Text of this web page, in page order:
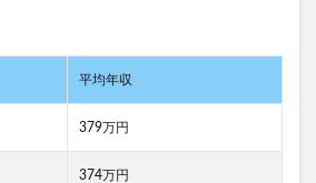
平均年収
379万円
374万円